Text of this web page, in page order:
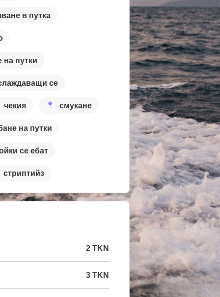
в путка
на путки
се
чекия смукане
на путки
се ебат
стриптийз
2 TKN
3 TKN